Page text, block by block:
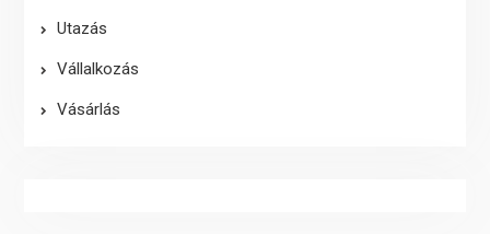
Utazás
Vállalkozás
Vásárlás